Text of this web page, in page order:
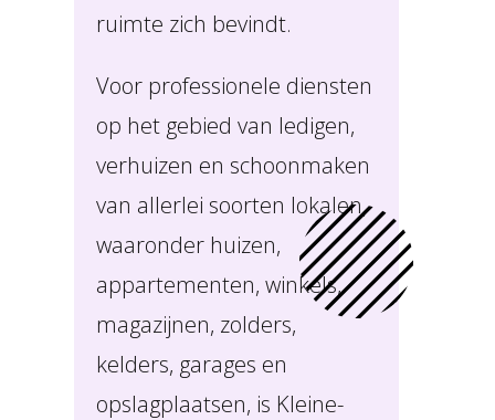
ruimte zich bevindt.
Voor professionele diensten
op het gebied van ledigen,
verhuizen en schoonmaken
van allerlei soorten lokalen,
waaronder huizen,
appartementen, winkels,
magazijnen, zolders,
kelders, garages en
opslagplaatsen, is Kleine-